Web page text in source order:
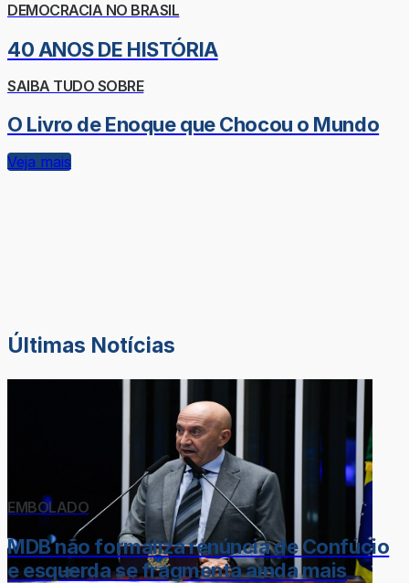
DEMOCRACIA NO BRASIL
40 ANOS DE HISTÓRIA
SAIBA TUDO SOBRE
O Livro de Enoque que Chocou o Mundo
Veja mais
Últimas Notícias
EMBOLADO
MDB não formaliza renúncia de Confúcio
e esquerda se fragmenta ainda mais